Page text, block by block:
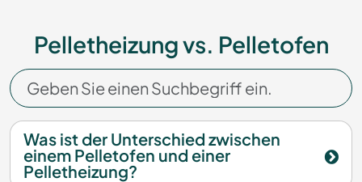
Pelletheizung vs. Pelletofen
Was ist der Unterschied zwischen
einem Pelletofen und einer
Pelletheizung?